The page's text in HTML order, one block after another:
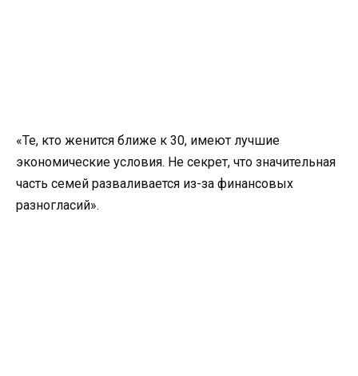
«Те, кто женится ближе к 30, имеют лучшие
экономические условия. Не секрет, что значительная
часть семей разваливается из-за финансовых
разногласий».